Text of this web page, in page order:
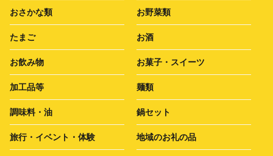
おさかな類 お野菜類
たまご お酒
お飲み物 お菓子・スイーツ
加工品等 麺類
調味料・油 鍋セット
旅行・イベント・体験 地域のお礼の品